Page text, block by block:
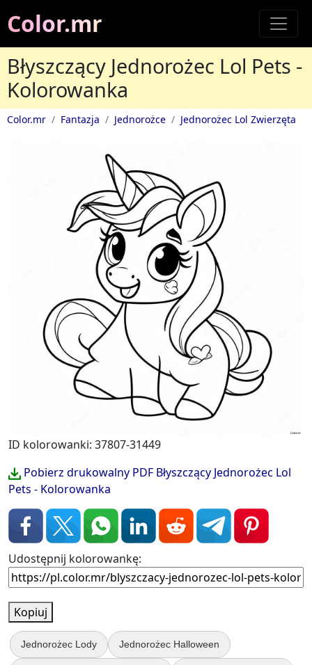
Color.mr
Błyszczący Jednorożec Lol Pets -
Kolorowanka
Color.mr Fantazja Jednorożce Jednorożec Lol Zwierzęta
ID kolorowanki: 37807-31449
Pobierz drukowalny PDF Błyszczący Jednorożec Lol
Pets - Kolorowanka
Udostępnij kolorowankę:
Kopiuj
Jednorożec Lody Jednorożec Halloween